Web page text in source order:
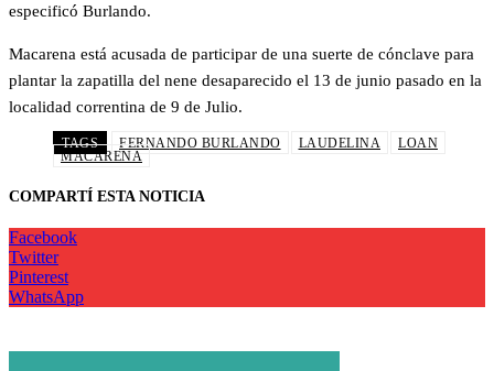
especificó Burlando.
Macarena está acusada de participar de una suerte de cónclave para
plantar la zapatilla del nene desaparecido el 13 de junio pasado en la
localidad correntina de 9 de Julio.
TAGS FERNANDO BURLANDO LAUDELINA
LOAN
MACARENA
COMPARTÍ ESTA NOTICIA
Facebook
Twitter
Pinterest
WhatsApp